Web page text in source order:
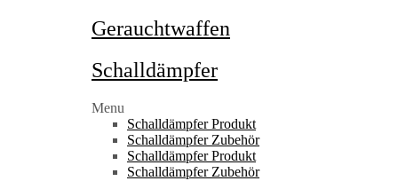
Gerauchtwaffen
Schalldämpfer
Menu
Schalldämpfer Produkt
Schalldämpfer Zubehör
Schalldämpfer Produkt
Schalldämpfer Zubehör